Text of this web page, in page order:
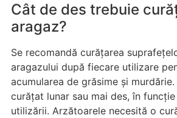
Cât de des trebuie
aragaz?
Se recomandă curățarea
aragazului după fiecare utilizare
acumularea de grăsime și
curățat lunar sau mai des, în
utilizării. Arzătoarele necesită o